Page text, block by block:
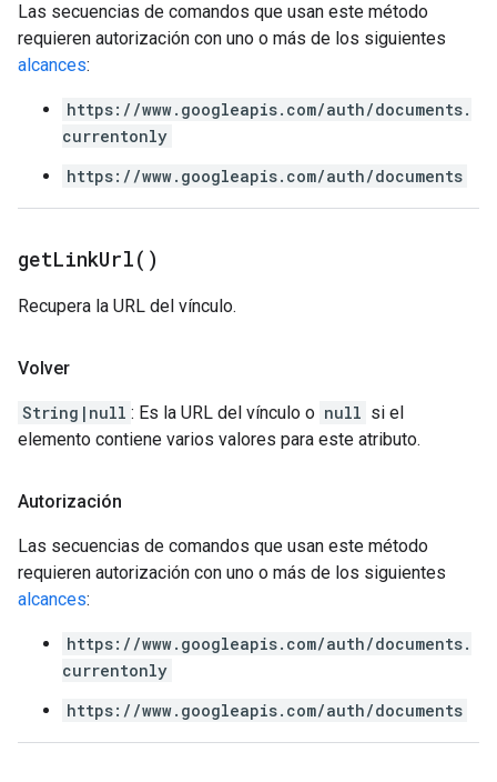
Las secuencias de comandos que usan este método
requieren autorización con uno o más de los siguientes
alcances:
https://www.googleapis.com/auth/documents.
currentonly
https://www.googleapis.com/auth/documents
getLinkUrl( )
Recupera la URL del vínculo.
Volver
String|null : Es la URL del vínculo o null si el
elemento contiene varios valores para este atributo.
Autorización
Las secuencias de comandos que usan este método
requieren autorización con uno o más de los siguientes
alcances:
https://www.googleapis.com/auth/documents.
currentonly
https://www.googleapis.com/auth/documents